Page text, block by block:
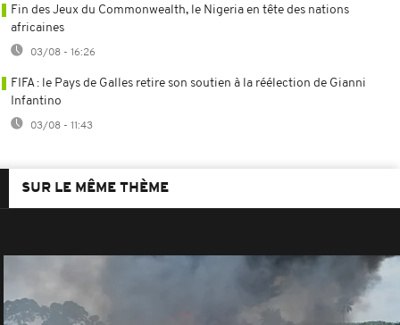
Fin des Jeux du Commonwealth, le Nigeria en tête des nations
africaines
03/08 - 16:26
FIFA : le Pays de Galles retire son soutien à la réélection de Gianni
Infantino
03/08 - 11:43
SUR LE MÊME THÈME